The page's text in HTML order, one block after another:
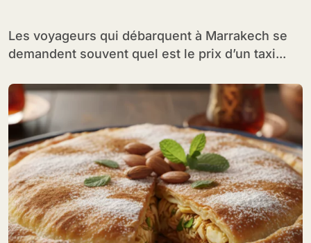
Les voyageurs qui débarquent à Marrakech se
demandent souvent quel est le prix d’un taxi...